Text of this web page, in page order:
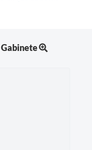
Gabinete